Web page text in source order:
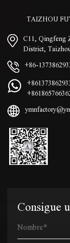
TAIZHOU
C11, Qingfeng
District,
+86-
Consigue